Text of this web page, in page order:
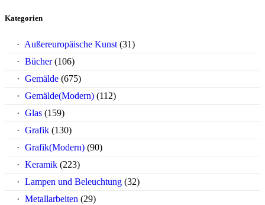
Kategorien
Außereuropäische Kunst (31)
Bücher (106)
Gemälde (675)
Gemälde(Modern) (112)
Glas (159)
Grafik (130)
Grafik(Modern) (90)
Keramik (223)
Lampen und Beleuchtung (32)
Metallarbeiten (29)